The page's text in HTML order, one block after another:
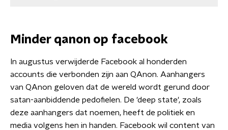
Minder qanon op facebook
In augustus verwijderde Facebook al honderden
accounts die verbonden zijn aan QAnon. Aanhangers
van QAnon geloven dat de wereld wordt gerund door
satan-aanbiddende pedofielen. De 'deep state', zoals
deze aanhangers dat noemen, heeft de politiek en
media volgens hen in handen. Facebook wil content van